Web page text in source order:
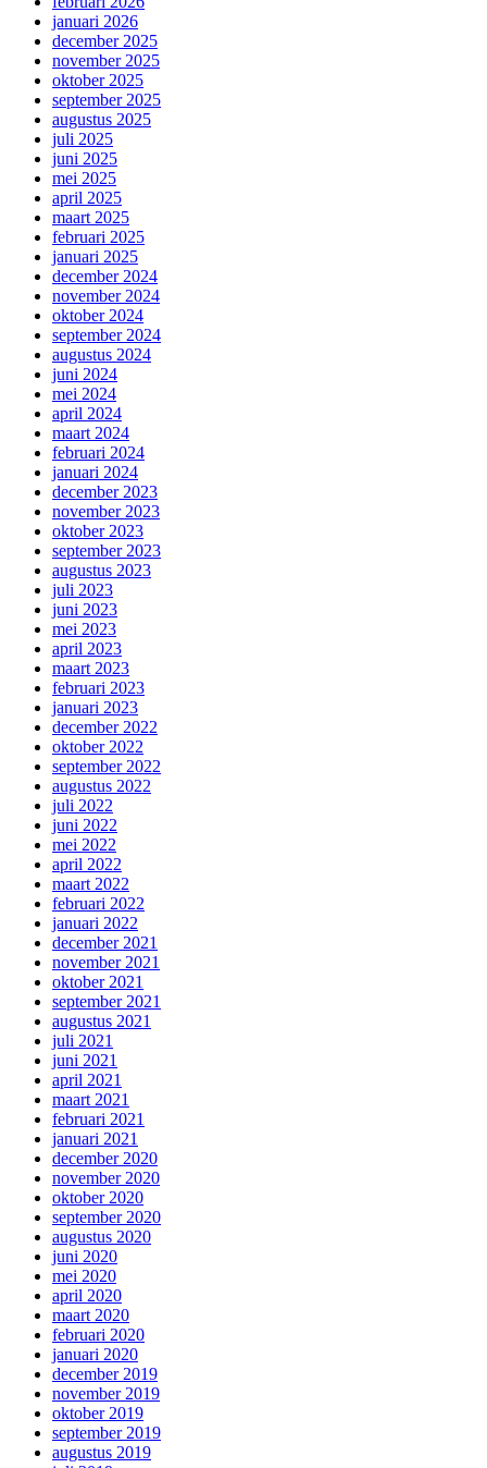
januari 2026
december 2025
november 2025
oktober 2025
september 2025
augustus 2025
juli 2025
juni 2025
mei 2025
april 2025
maart 2025
februari 2025
januari 2025
december 2024
november 2024
oktober 2024
september 2024
augustus 2024
juni 2024
mei 2024
april 2024
maart 2024
februari 2024
januari 2024
december 2023
november 2023
oktober 2023
september 2023
augustus 2023
juli 2023
juni 2023
mei 2023
april 2023
maart 2023
februari 2023
januari 2023
december 2022
oktober 2022
september 2022
augustus 2022
juli 2022
juni 2022
mei 2022
april 2022
maart 2022
februari 2022
januari 2022
december 2021
november 2021
oktober 2021
september 2021
augustus 2021
juli 2021
juni 2021
april 2021
maart 2021
februari 2021
januari 2021
december 2020
november 2020
oktober 2020
september 2020
augustus 2020
juni 2020
mei 2020
april 2020
maart 2020
februari 2020
januari 2020
december 2019
november 2019
oktober 2019
september 2019
augustus 2019